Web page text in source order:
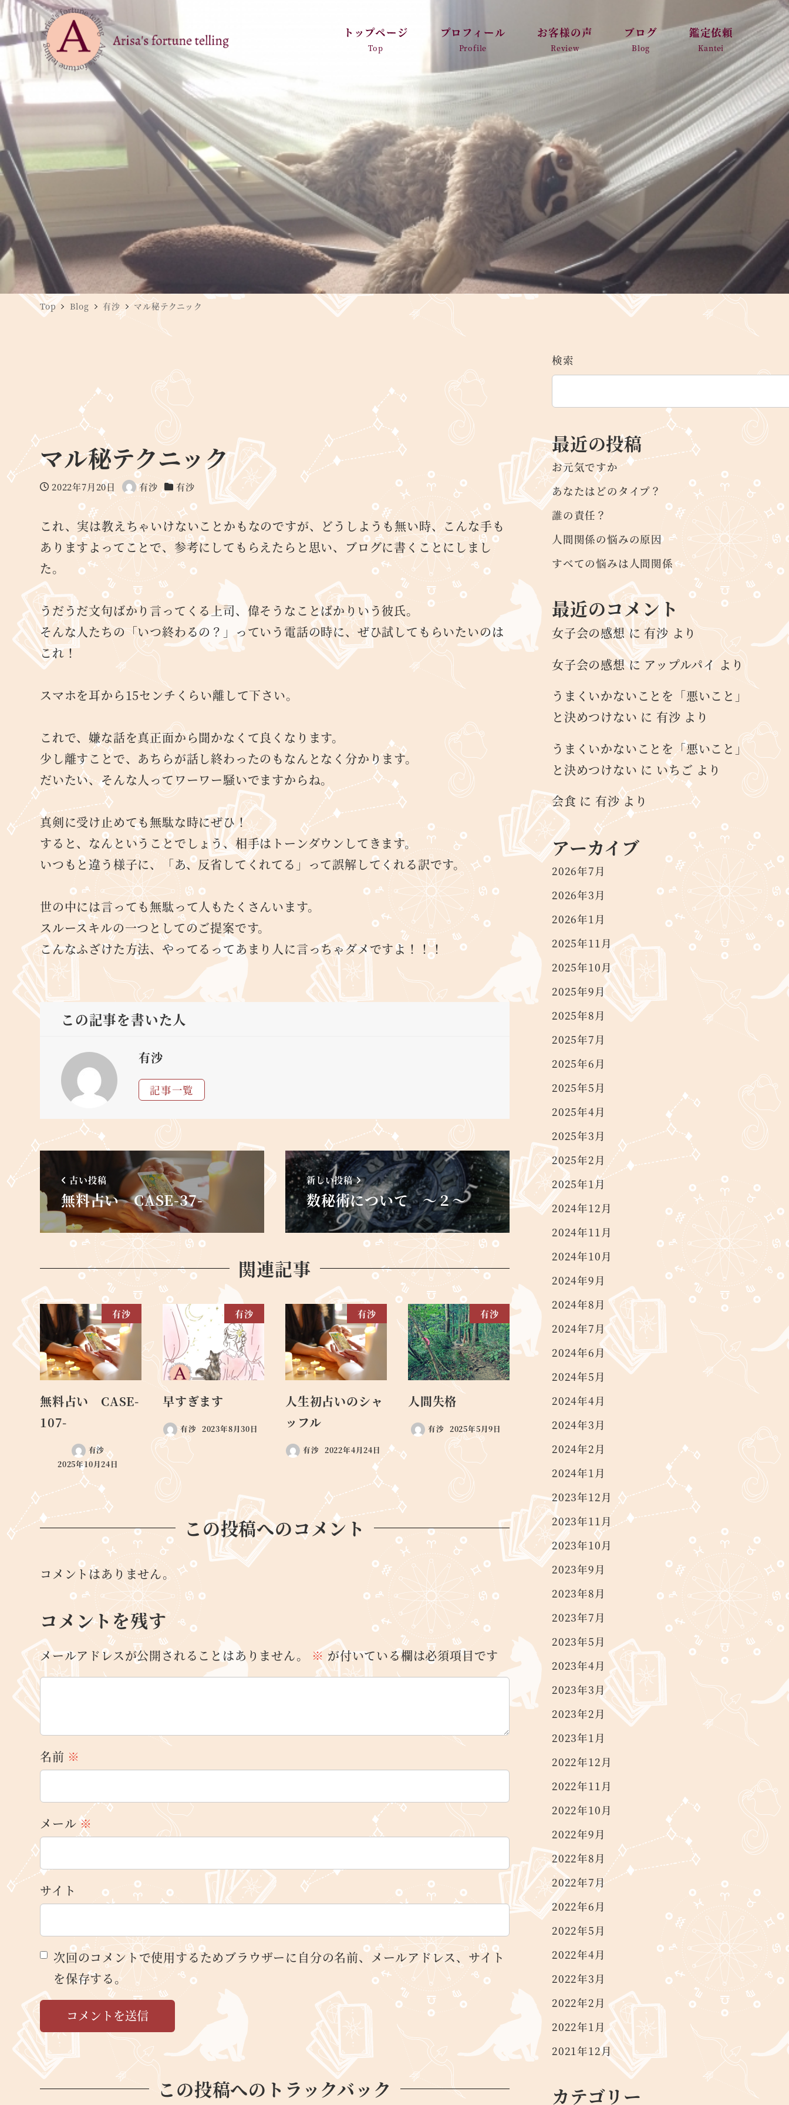
トップページ
Top
プロフィール
Profile
お客様の声
Review
ブログ
Blog
鑑定依頼
Kantei
Top Blog 有沙 マル秘テクニック
マル秘テクニック
投稿日
2022年7月20日
著
者
有沙
カテゴリー
有沙
これ、実は教えちゃいけないことかもなのですが、どうしようも無い時、こんな手も
ありますよってことで、参考にしてもらえたらと思い、ブログに書くことにしまし
た。
うだうだ文句ばかり言ってくる上司、偉そうなことばかりいう彼氏。
そんな人たちの「いつ終わるの？」っていう電話の時に、ぜひ試してもらいたいのは
これ！
スマホを耳から15センチくらい離して下さい。
これで、嫌な話を真正面から聞かなくて良くなります。
少し離すことで、あちらが話し終わったのもなんとなく分かります。
だいたい、そんな人ってワーワー騒いでますからね。
真剣に受け止めても無駄な時にぜひ！
すると、なんということでしょう、相手はトーンダウンしてきます。
いつもと違う様子に、「あ、反省してくれてる」って誤解してくれる訳です。
世の中には言っても無駄って人もたくさんいます。
スルースキルの一つとしてのご提案です。
こんなふざけた方法、やってるってあまり人に言っちゃダメですよ！！！
この記事を書いた人
有沙
記事一覧
古い投稿
無料占い CASE-37-
新しい投稿
数秘術について ～２～
関連記事
有沙
無料占い CASE-
107-
有沙
2025年10月24日
有沙
早すぎます
有沙 2023年8月30日
有沙
人生初占いのシャ
ッフル
有沙 2022年4月24日
有沙
人間失格
有沙 2025年5月9日
この投稿へのコメント
コメントはありません。
コメントを残す
メールアドレスが公開されることはありません。 ※が付いている欄は必須項目です
名前 ※
メール※
サイト
次回のコメントで使用するためブラウザーに自分の名前、メールアドレス、サイト
を保存する。
この投稿へのトラックバック
検索
最近の投稿
お元気ですか
あなたはどのタイプ？
誰の責任？
人間関係の悩みの原因
すべての悩みは人間関係
最近のコメント
女子会の感想に 有沙 より
女子会の感想にアップルパイ より
うまくいかないことを「悪いこと」
と決めつけない に 有沙 より
うまくいかないことを「悪いこと」
と決めつけない に いちご より
会食 に 有沙より
アーカイブ
2026年7月
2026年3月
2026年1月
2025年11月
2025年10月
2025年9月
2025年8月
2025年7月
2025年6月
2025年5月
2025年4月
2025年3月
2025年2月
2025年1月
2024年12月
2024年11月
2024年10月
2024年9月
2024年8月
2024年7月
2024年6月
2024年5月
2024年4月
2024年3月
2024年2月
2024年1月
2023年12月
2023年11月
2023年10月
2023年9月
2023年8月
2023年7月
2023年5月
2023年4月
2023年3月
2023年2月
2023年1月
2022年12月
2022年11月
2022年10月
2022年9月
2022年8月
2022年7月
2022年6月
2022年5月
2022年4月
2022年3月
2022年2月
2022年1月
2021年12月
カテゴリー